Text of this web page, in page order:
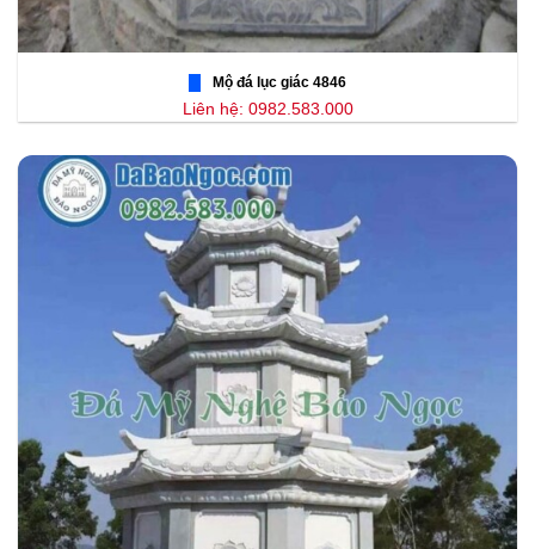
Mộ đá lục giác 4846
Liên hệ: 0982.583.000